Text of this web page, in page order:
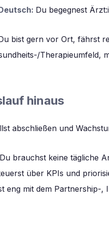
Du begegnest
bist gern vor Ort, fährst
Therapieumfeld,
hinaus
abschließen und
Du brauchst keine tägliche
über KPIs und
eng mit dem Partnership-,